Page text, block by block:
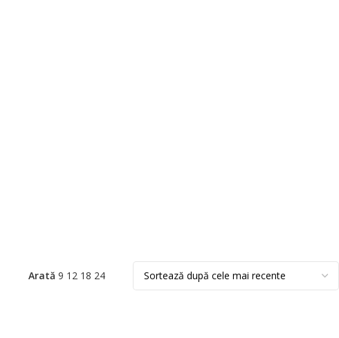
Arată 9 12 18 24